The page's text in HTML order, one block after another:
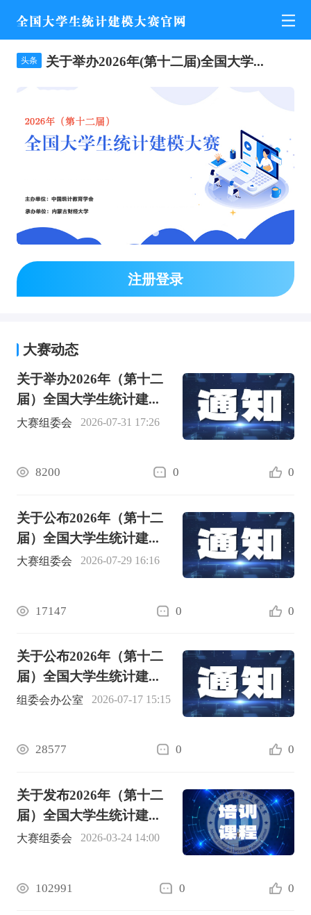
头条 关于举办2026年(第十二届)全国大学...
注册登录
大赛动态
关于举办2026年（第十二
届）全国大学生统计建...
大赛组委会 2026-07-31 17:26
8200 0 0
关于公布2026年（第十二
届）全国大学生统计建...
大赛组委会 2026-07-29 16:16
17147 0 0
关于公布2026年（第十二
届）全国大学生统计建...
组委会办公室 2026-07-17 15:15
28577 0 0
关于发布2026年（第十二
届）全国大学生统计建...
大赛组委会 2026-03-24 14:00
102991 0 0